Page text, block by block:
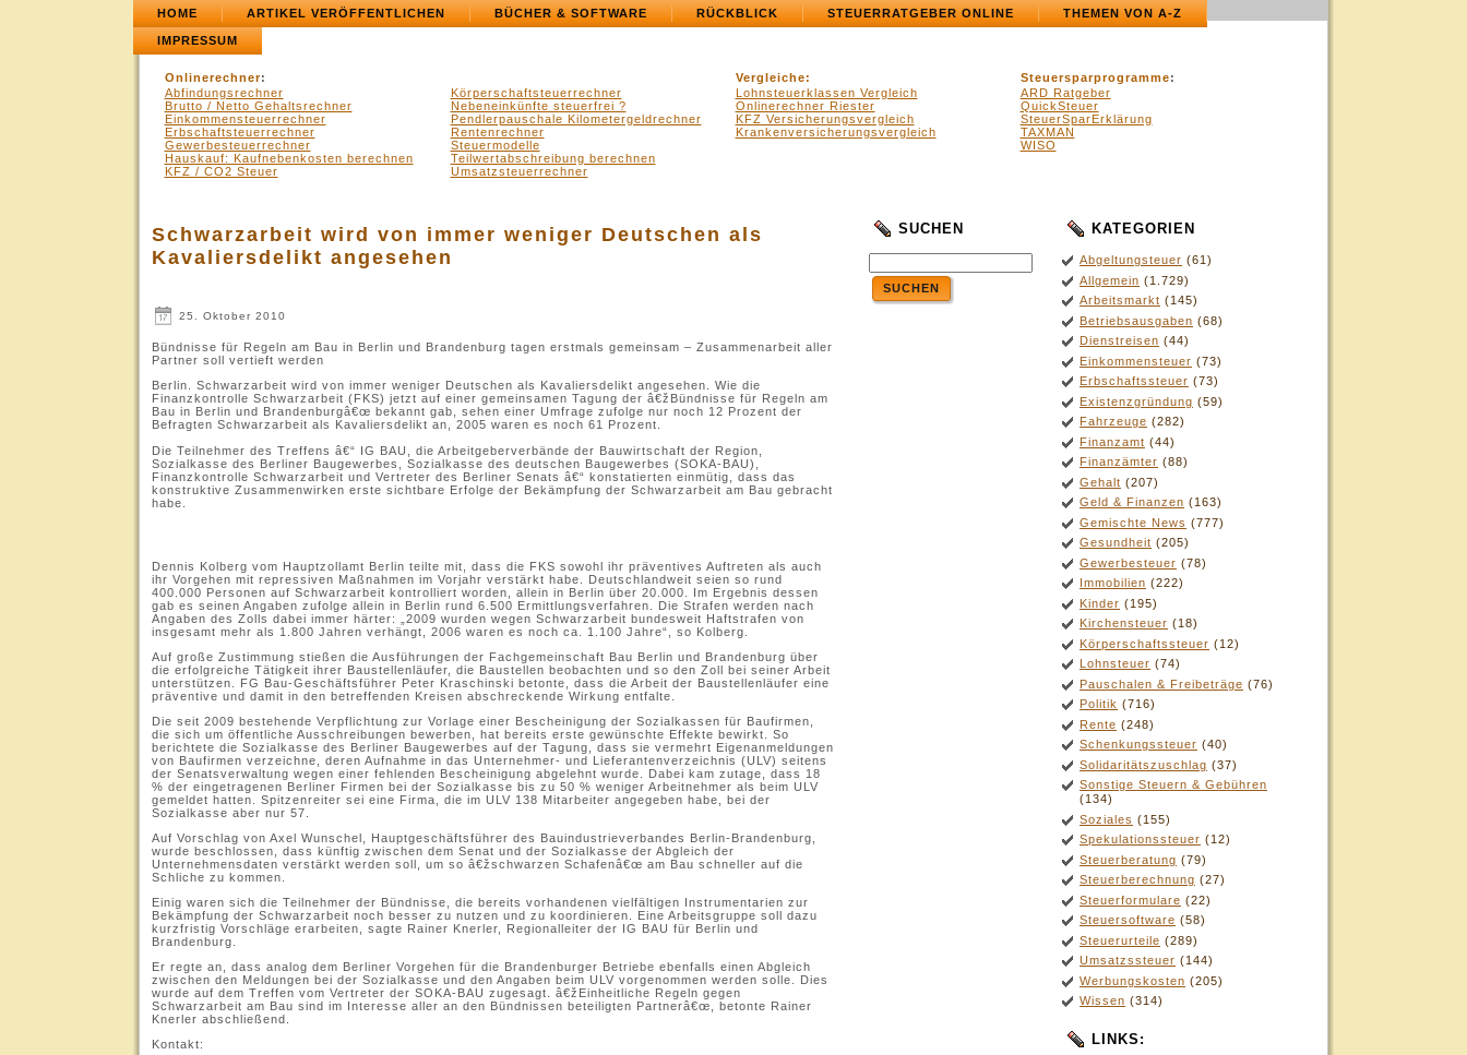
HOME ARTIKEL VERÖFFENTLICHEN BÜCHER & SOFTWARE RÜCKBLICK STEUERRATGEBER ONLINE THEMEN VON A-Z
IMPRESSUM
Onlinerechner: Vergleiche: Steuersparprogramme:
Abfindungsrechner
Brutto / Netto Gehaltsrechner
Einkommensteuerrechner
Erbschaftsteuerrechner
Gewerbesteuerrechner
Hauskauf: Kaufnebenkosten berechnen
KFZ / CO2 Steuer
Körperschaftsteuerrechner
Nebeneinkünfte steuerfrei ?
Pendlerpauschale Kilometergeldrechner
Rentenrechner
Steuermodelle
Teilwertabschreibung berechnen
Umsatzsteuerrechner
Lohnsteuerklassen Vergleich
Onlinerechner Riester
KFZ Versicherungsvergleich
Krankenversicherungsvergleich
ARD Ratgeber
QuickSteuer
SteuerSparErklärung
TAXMAN
WISO
Schwarzarbeit wird von immer weniger Deutschen als
Kavaliersdelikt angesehen
25. Oktober 2010
Bündnisse für Regeln am Bau in Berlin und Brandenburg tagen erstmals gemeinsam – Zusammenarbeit aller
Partner soll vertieft werden
Berlin. Schwarzarbeit wird von immer weniger Deutschen als Kavaliersdelikt angesehen. Wie die
Finanzkontrolle Schwarzarbeit (FKS) jetzt auf einer gemeinsamen Tagung der â€žBündnisse für Regeln am
Bau in Berlin und Brandenburgâ€œ bekannt gab, sehen einer Umfrage zufolge nur noch 12 Prozent der
Befragten Schwarzarbeit als Kavaliersdelikt an, 2005 waren es noch 61 Prozent.
Die Teilnehmer des Treffens â€“ IG BAU, die Arbeitgeberverbände der Bauwirtschaft der Region,
Sozialkasse des Berliner Baugewerbes, Sozialkasse des deutschen Baugewerbes (SOKA-BAU),
Finanzkontrolle Schwarzarbeit und Vertreter des Berliner Senats â€“ konstatierten einmütig, dass das
konstruktive Zusammenwirken erste sichtbare Erfolge der Bekämpfung der Schwarzarbeit am Bau gebracht
habe.
Dennis Kolberg vom Hauptzollamt Berlin teilte mit, dass die FKS sowohl ihr präventives Auftreten als auch
ihr Vorgehen mit repressiven Maßnahmen im Vorjahr verstärkt habe. Deutschlandweit seien so rund
400.000 Personen auf Schwarzarbeit kontrolliert worden, allein in Berlin über 20.000. Im Ergebnis dessen
gab es seinen Angaben zufolge allein in Berlin rund 6.500 Ermittlungsverfahren. Die Strafen werden nach
Angaben des Zolls dabei immer härter: „2009 wurden wegen Schwarzarbeit bundesweit Haftstrafen von
insgesamt mehr als 1.800 Jahren verhängt, 2006 waren es noch ca. 1.100 Jahre“, so Kolberg.
Auf große Zustimmung stießen die Ausführungen der Fachgemeinschaft Bau Berlin und Brandenburg über
die erfolgreiche Tätigkeit ihrer Baustellenläufer, die Baustellen beobachten und so den Zoll bei seiner Arbeit
unterstützen. FG Bau-Geschäftsführer Peter Kraschinski betonte, dass die Arbeit der Baustellenläufer eine
präventive und damit in den betreffenden Kreisen abschreckende Wirkung entfalte.
Die seit 2009 bestehende Verpflichtung zur Vorlage einer Bescheinigung der Sozialkassen für Baufirmen,
die sich um öffentliche Ausschreibungen bewerben, hat bereits erste gewünschte Effekte bewirkt. So
berichtete die Sozialkasse des Berliner Baugewerbes auf der Tagung, dass sie vermehrt Eigenanmeldungen
von Baufirmen verzeichne, deren Aufnahme in das Unternehmer- und Lieferantenverzeichnis (ULV) seitens
der Senatsverwaltung wegen einer fehlenden Bescheinigung abgelehnt wurde. Dabei kam zutage, dass 18
% der eingetragenen Berliner Firmen bei der Sozialkasse bis zu 50 % weniger Arbeitnehmer als beim ULV
gemeldet hatten. Spitzenreiter sei eine Firma, die im ULV 138 Mitarbeiter angegeben habe, bei der
Sozialkasse aber nur 57.
Auf Vorschlag von Axel Wunschel, Hauptgeschäftsführer des Bauindustrieverbandes Berlin-Brandenburg,
wurde beschlossen, dass künftig zwischen dem Senat und der Sozialkasse der Abgleich der
Unternehmensdaten verstärkt werden soll, um so â€žschwarzen Schafenâ€œ am Bau schneller auf die
Schliche zu kommen.
Einig waren sich die Teilnehmer der Bündnisse, die bereits vorhandenen vielfältigen Instrumentarien zur
Bekämpfung der Schwarzarbeit noch besser zu nutzen und zu koordinieren. Eine Arbeitsgruppe soll dazu
kurzfristig Vorschläge erarbeiten, sagte Rainer Knerler, Regionalleiter der IG BAU für Berlin und
Brandenburg.
Er regte an, dass analog dem Berliner Vorgehen für die Brandenburger Betriebe ebenfalls einen Abgleich
zwischen den Meldungen bei der Sozialkasse und den Angaben beim ULV vorgenommen werden solle. Dies
wurde auf dem Treffen vom Vertreter der SOKA-BAU zugesagt. â€žEinheitliche Regeln gegen
Schwarzarbeit am Bau sind im Interesse aller an den Bündnissen beteiligten Partnerâ€œ, betonte Rainer
Knerler abschließend.
Kontakt:
SUCHEN
SUCHEN
KATEGORIEN
Abgeltungsteuer (61)
Allgemein (1.729)
Arbeitsmarkt (145)
Betriebsausgaben (68)
Dienstreisen (44)
Einkommensteuer (73)
Erbschaftssteuer (73)
Existenzgründung (59)
Fahrzeuge (282)
Finanzamt (44)
Finanzämter (88)
Gehalt (207)
Geld & Finanzen (163)
Gemischte News (777)
Gesundheit (205)
Gewerbesteuer (78)
Immobilien (222)
Kinder (195)
Kirchensteuer (18)
Körperschaftssteuer (12)
Lohnsteuer (74)
Pauschalen & Freibeträge (76)
Politik (716)
Rente (248)
Schenkungssteuer (40)
Solidaritätszuschlag (37)
Sonstige Steuern & Gebühren
(134)
Soziales (155)
Spekulationssteuer (12)
Steuerberatung (79)
Steuerberechnung (27)
Steuerformulare (22)
Steuersoftware (58)
Steuerurteile (289)
Umsatzssteuer (144)
Werbungskosten (205)
Wissen (314)
LINKS: